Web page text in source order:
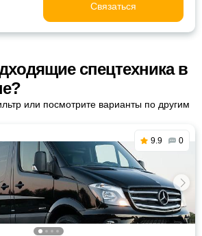
Связаться
спецтехника в
или посмотрите варианты по другим
9.9 0